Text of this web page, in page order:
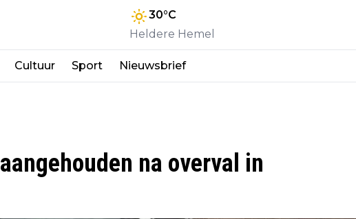
30°C
Heldere Hemel
Cultuur Sport Nieuwsbrief
na overval in